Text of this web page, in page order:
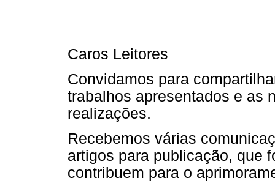
Caros Leitores
Convidamos para
trabalhos apresentados e as
realizações.
Recebemos várias
artigos para publicação, que
contribuem para o